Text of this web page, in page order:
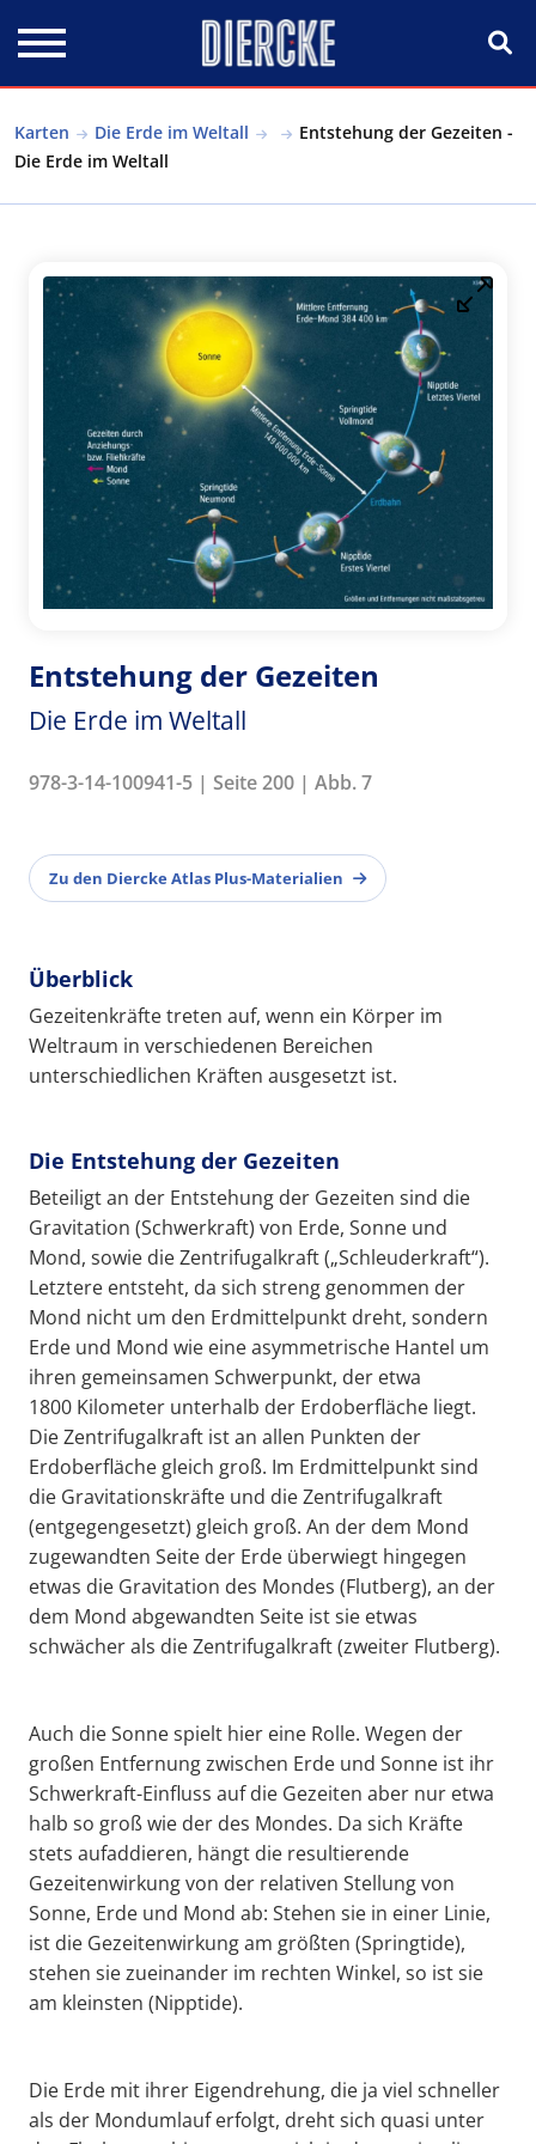
Karten Die Erde im Weltall
Entstehung der Gezeiten -
Die Erde im Weltall
Entstehung der Gezeiten
Die Erde im Weltall
978-3-14-100941-5 | Seite 200 | Abb. 7
Zu den Diercke Atlas Plus-Materialien
Überblick
Gezeitenkräfte treten auf, wenn ein Körper im
Weltraum in verschiedenen Bereichen
unterschiedlichen Kräften ausgesetzt ist.
Die Entstehung der Gezeiten
Beteiligt an der Entstehung der Gezeiten sind die
Gravitation (Schwerkraft) von Erde, Sonne und
Mond, sowie die Zentrifugalkraft („Schleuderkraft“).
Letztere entsteht, da sich streng genommen der
Mond nicht um den Erdmittelpunkt dreht, sondern
Erde und Mond wie eine asymmetrische Hantel um
ihren gemeinsamen Schwerpunkt, der etwa
1800 Kilometer unterhalb der Erdoberfläche liegt.
Die Zentrifugalkraft ist an allen Punkten der
Erdoberfläche gleich groß. Im Erdmittelpunkt sind
die Gravitationskräfte und die Zentrifugalkraft
(entgegengesetzt) gleich groß. An der dem Mond
zugewandten Seite der Erde überwiegt hingegen
etwas die Gravitation des Mondes (Flutberg), an der
dem Mond abgewandten Seite ist sie etwas
schwächer als die Zentrifugalkraft (zweiter Flutberg).
Auch die Sonne spielt hier eine Rolle. Wegen der
großen Entfernung zwischen Erde und Sonne ist ihr
Schwerkraft-Einfluss auf die Gezeiten aber nur etwa
halb so groß wie der des Mondes. Da sich Kräfte
stets aufaddieren, hängt die resultierende
Gezeitenwirkung von der relativen Stellung von
Sonne, Erde und Mond ab: Stehen sie in einer Linie,
ist die Gezeitenwirkung am größten (Springtide),
stehen sie zueinander im rechten Winkel, so ist sie
am kleinsten (Nipptide).
Die Erde mit ihrer Eigendrehung, die ja viel schneller
als der Mondumlauf erfolgt, dreht sich quasi unter